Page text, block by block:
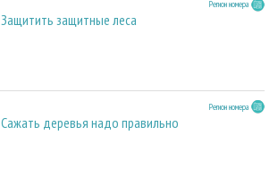
Регион номера
Защитить защитные леса
Регион номера
Сажать деревья надо правильно